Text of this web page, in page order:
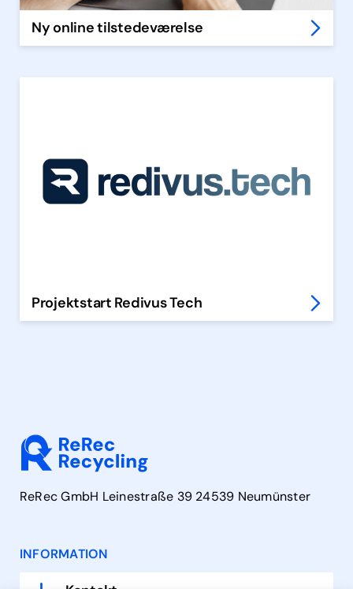
Ny online tilstedeværelse
Projektstart Redivus Tech
ReRec GmbH Leinestraße 39 24539 Neumünster
INFORMATION